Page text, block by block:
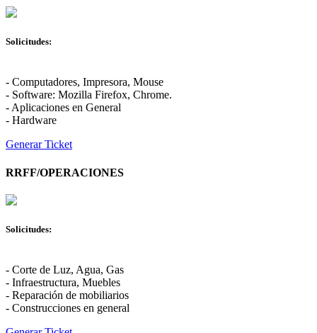
Solicitudes:
- Computadores, Impresora, Mouse
- Software: Mozilla Firefox, Chrome.
- Aplicaciones en General
- Hardware
Generar Ticket
RRFF/OPERACIONES
Solicitudes:
- Corte de Luz, Agua, Gas
- Infraestructura, Muebles
- Reparación de mobiliarios
- Construcciones en general